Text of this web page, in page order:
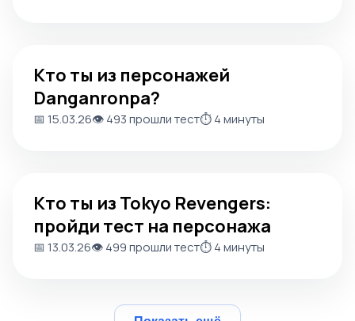
Кто ты из персонажей
Danganronpa?
📅 15.03.26👁️ 493 прошли тест⏱️ 4 минуты
Кто ты из Tokyo Revengers:
пройди тест на персонажа
📅 13.03.26👁️ 499 прошли тест⏱️ 4 минуты